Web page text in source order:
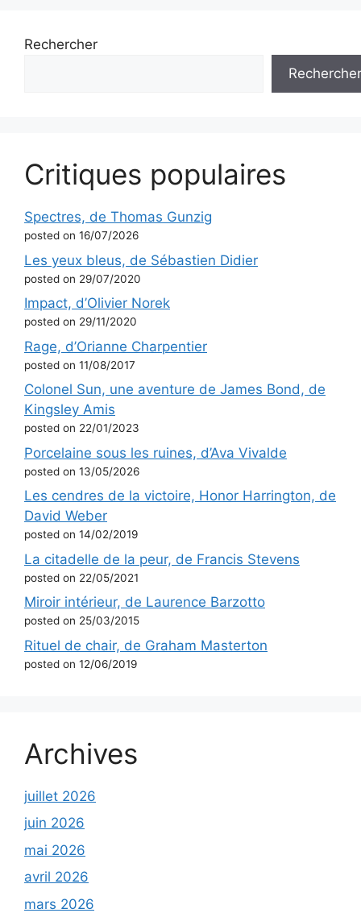
Rechercher
Rechercher
Critiques populaires
Spectres, de Thomas Gunzig
posted on 16/07/2026
Les yeux bleus, de Sébastien Didier
posted on 29/07/2020
Impact, d’Olivier Norek
posted on 29/11/2020
Rage, d’Orianne Charpentier
posted on 11/08/2017
Colonel Sun, une aventure de James Bond, de
Kingsley Amis
posted on 22/01/2023
Porcelaine sous les ruines, d’Ava Vivalde
posted on 13/05/2026
Les cendres de la victoire, Honor Harrington, de
David Weber
posted on 14/02/2019
La citadelle de la peur, de Francis Stevens
posted on 22/05/2021
Miroir intérieur, de Laurence Barzotto
posted on 25/03/2015
Rituel de chair, de Graham Masterton
posted on 12/06/2019
Archives
juillet 2026
juin 2026
mai 2026
avril 2026
mars 2026